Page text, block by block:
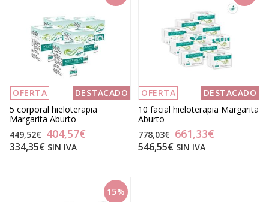
OFERTA
DESTACADO
5 corporal hieloterapia
Margarita Aburto
449,52€ 404,57€
334,35€ SIN IVA
OFERTA
DESTACADO
10 facial hieloterapia Margarita
Aburto
778,03€ 661,33€
546,55€ SIN IVA
15%